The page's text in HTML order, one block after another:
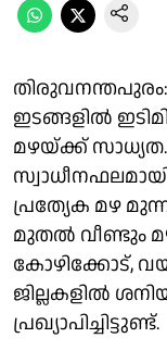
തിരുവനന്തപുരം:
ഇടങ്ങളിൽ
മഴയ്ക്ക്
പ്രത്യേക മഴ
മുതൽ വീണ്ടും
കോഴിക്കോട്,
ജില്ലകളിൽ
പ്രഖ്യാപിച്ചിട്ടുണ്ട്.